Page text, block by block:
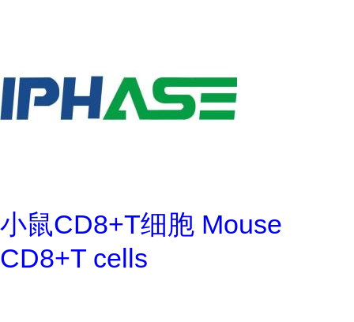
小鼠CD8+T细胞 Mouse
CD8+T cells